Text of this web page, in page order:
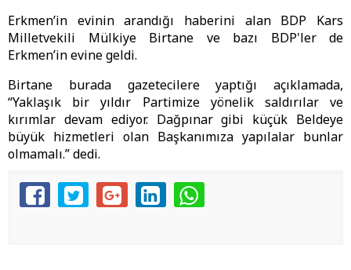
Erkmen’in evinin arandığı haberini alan BDP Kars
Milletvekili Mülkiye Birtane ve bazı BDP'ler de
Erkmen’in evine geldi.
Birtane burada gazetecilere yaptığı açıklamada,
“Yaklaşık bir yıldır Partimize yönelik saldırılar ve
kırımlar devam ediyor. Dağpınar gibi küçük Beldeye
büyük hizmetleri olan Başkanımıza yapılalar bunlar
olmamalı.” dedi.